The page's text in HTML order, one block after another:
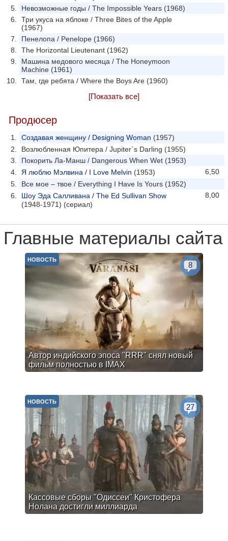
Невозможные годы / The Impossible Years (1968)
Три укуса на яблоке / Three Bites of the Apple
(1967)
Пенелопа / Penelope (1966)
The Horizontal Lieutenant (1962)
Машина медового месяца / The Honeymoon
Machine (1961)
Там, где ребята / Where the Boys Are (1960)
[Показать все]
Продюсер
Создавая женщину / Designing Woman (1957)
Возлюбленная Юпитера / Jupiter`s Darling (1955)
Покорить Ла-Манш / Dangerous When Wet (1953)
6,50
Я люблю Мэлвина / I Love Melvin (1953)
Все мое – твое / Everything I Have Is Yours (1952)
8,00
Шоу Эда Салливана / The Ed Sullivan Show
(1948-1971) (сериал)
Главные материалы сайта
Автор индийского эпоса "RRR" снял новый
фильм полностью в IMAX
НОВОСТЬ
8
Кассовые сборы "Одиссеи" Кристофера
Нолана достигли миллиарда
НОВОСТЬ
27